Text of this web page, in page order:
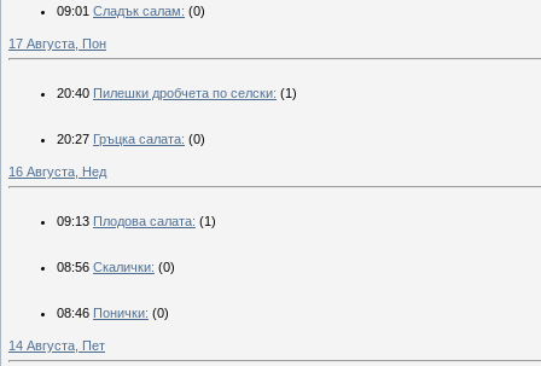
09:01 Сладък салам: (0)
17 Августа, Пон
20:40 Пилешки дробчета по селски: (1)
20:27 Гръцка салата: (0)
16 Августа, Нед
09:13 Плодова салата: (1)
08:56 Скалички: (0)
08:46 Понички: (0)
14 Августа, Пет